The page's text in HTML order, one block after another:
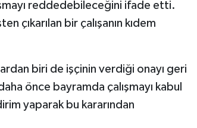
reddedebileceğini ifade etti.
çıkarılan bir çalışanın kıdem
biri de işçinin verdiği onayı geri
önce bayramda çalışmayı kabul
yaparak bu kararından